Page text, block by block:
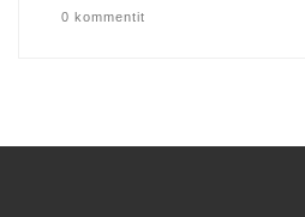
0 kommentit